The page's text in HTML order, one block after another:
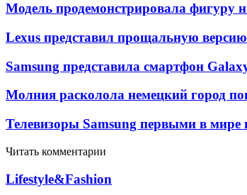
Модель продемонстрировала фигуру
Lexus представил прощальную
Samsung представила смартфон
Молния расколола немецкий город
Телевизоры Samsung первыми в мире
Читать комментарии
Lifestyle&Fashion